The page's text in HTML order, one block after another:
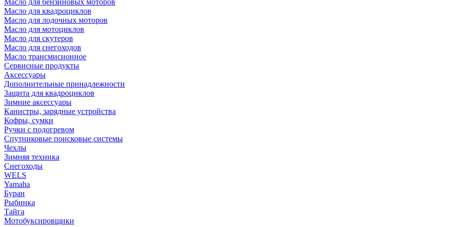
Масло для бензиновых моторов
Масло для квадроциклов
Масло для лодочных моторов
Масло для мотоциклов
Масло для скутеров
Масло для снегоходов
Масло трансмисионное
Сервисные продукты
Аксессуары
Дополнительные принадлежности
Защита для квадроциклов
Зимние аксессуары
Канистры, зарядные устройства
Кофры, сумки
Ручки с подогревом
Спутниковые поисковые системы
Чехлы
Зимняя техника
Снегоходы
WELS
Yamaha
Буран
Рыбинка
Тайга
Мотобуксировщики